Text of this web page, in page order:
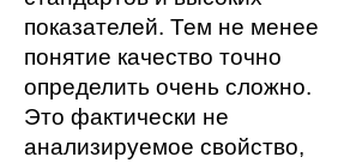
показателей. Тем не менее
понятие качество точно
определить очень сложно.
Это фактически не
анализируемое свойство,